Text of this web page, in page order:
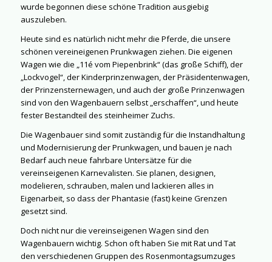
wurde begonnen diese schöne Tradition ausgiebig
auszuleben.
Heute sind es natürlich nicht mehr die Pferde, die unsere
schönen vereineigenen Prunkwagen ziehen. Die eigenen
Wagen wie die „11é vom Piepenbrink“ (das große Schiff), der
„Lockvogel“, der Kinderprinzenwagen, der Präsidentenwagen,
der Prinzensternewagen, und auch der große Prinzenwagen
sind von den Wagenbauern selbst „erschaffen“, und heute
fester Bestandteil des steinheimer Zuchs.
Die Wagenbauer sind somit zuständig für die Instandhaltung
und Modernisierung der Prunkwagen, und bauen je nach
Bedarf auch neue fahrbare Untersätze für die
vereinseigenen Karnevalisten. Sie planen, designen,
modelieren, schrauben, malen und lackieren alles in
Eigenarbeit, so dass der Phantasie (fast) keine Grenzen
gesetzt sind.
Doch nicht nur die vereinseigenen Wagen sind den
Wagenbauern wichtig. Schon oft haben Sie mit Rat und Tat
den verschiedenen Gruppen des Rosenmontagsumzuges